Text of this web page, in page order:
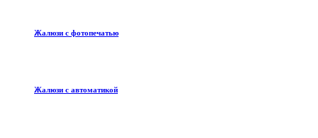
Жалюзи с фотопечатью
Жалюзи с автоматикой